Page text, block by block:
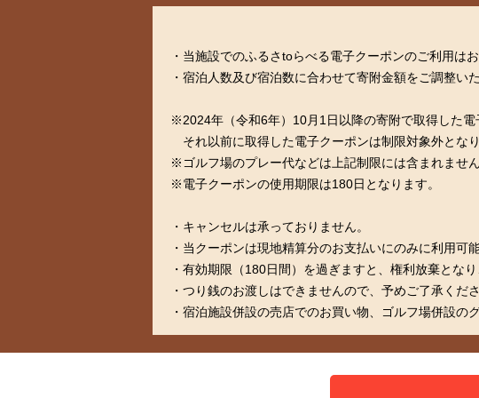
・当施設でのふるさtoらべる電子クーポンのご利用は
・宿泊人数及び宿泊数に合わせて寄附金額をご調整
※2024年（令和6年）10月1日以降の寄附で取得した電
それ以前に取得した電子クーポンは制限対象外とな
※ゴルフ場のプレー代などは上記制限には含まれません
※電子クーポンの使用期限は180日となります。
・キャンセルは承っておりません。
・当クーポンは現地精算分のお支払いにのみに利用可
・有効期限（180日間）を過ぎますと、権利放棄とな
・つり銭のお渡しはできませんので、予めご了承くださ
・宿泊施設併設の売店でのお買い物、ゴルフ場併設の